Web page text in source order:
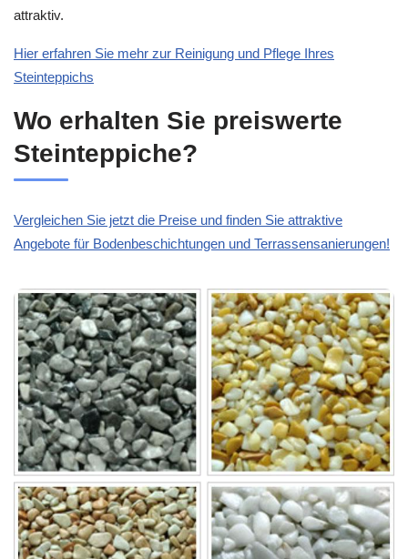
attraktiv.
Hier erfahren Sie mehr zur Reinigung und Pflege Ihres
Steinteppichs
Wo erhalten Sie preiswerte
Steinteppiche?
Vergleichen Sie jetzt die Preise und finden Sie attraktive
Angebote für Bodenbeschichtungen und Terrassensanierungen!